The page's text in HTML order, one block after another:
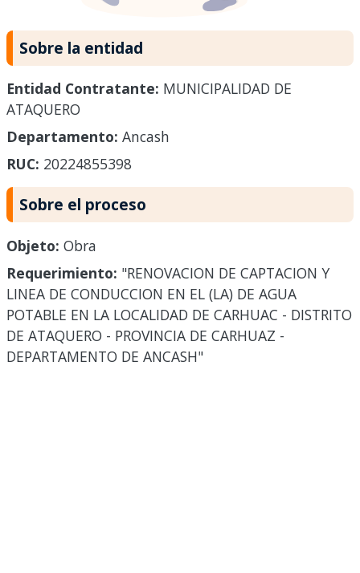
Sobre la entidad
Entidad Contratante: MUNICIPALIDAD DE
ATAQUERO
Departamento: Ancash
RUC: 20224855398
Sobre el proceso
Objeto: Obra
Requerimiento: "RENOVACION DE CAPTACION Y
LINEA DE CONDUCCION EN EL (LA) DE AGUA
POTABLE EN LA LOCALIDAD DE CARHUAC - DISTRITO
DE ATAQUERO - PROVINCIA DE CARHUAZ -
DEPARTAMENTO DE ANCASH"